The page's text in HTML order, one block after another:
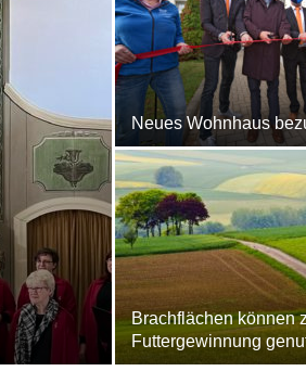
Neues Wohnhaus
Brachflächen können
Futtergewinnung